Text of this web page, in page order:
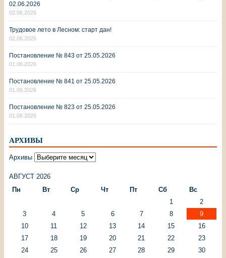
02.06.2026
02.06.2026
Трудовое лето в Лесном: старт дан!
02.06.2026
Постановление № 843 от 25.05.2026
01.06.2026
Постановление № 841 от 25.05.2026
01.06.2026
Постановление № 823 от 25.05.2026
01.06.2026
АРХИВЫ
Архивы
АВГУСТ 2026
Пн
Вт Ср Чт Пт Сб
Вс
1
2
3
4 5 6 7 8
9
10
11 12 13 14 15
16
17
18 19 20 21 22
23
24
25 26 27 28 29
30